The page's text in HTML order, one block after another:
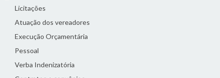
Licitações
Atuação dos vereadores
Execução Orçamentária
Pessoal
Verba Indenizatória